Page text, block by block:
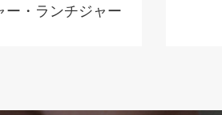
ー・ランチジャー